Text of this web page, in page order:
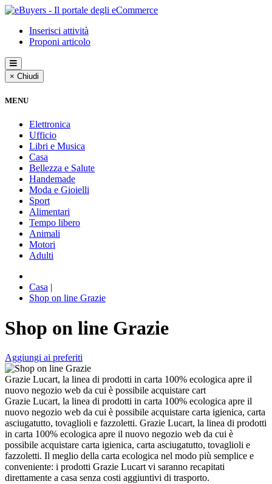
Inserisci attività
Proponi articolo
× Chiudi
MENU
Elettronica
Ufficio
Libri e Musica
Casa
Bellezza e Salute
Handemade
Moda e Gioielli
Sport
Alimentari
Tempo libero
Animali
Motori
Adulti
Casa |
Shop on line Grazie
Shop on line Grazie
Aggiungi ai preferiti
Grazie Lucart, la linea di prodotti in carta 100% ecologica apre il
nuovo negozio web da cui è possibile acquistare cart
Grazie Lucart, la linea di prodotti in carta 100% ecologica apre il
nuovo negozio web da cui è possibile acquistare carta igienica, carta
asciugatutto, tovaglioli e fazzoletti. Grazie Lucart, la linea di prodotti
in carta 100% ecologica apre il nuovo negozio web da cui è
possibile acquistare carta igienica, carta asciugatutto, tovaglioli e
fazzoletti. Il meglio della carta ecologica nel modo più semplice e
conveniente: i prodotti Grazie Lucart vi saranno recapitati
direttamente a casa senza costi aggiuntivi di trasporto.